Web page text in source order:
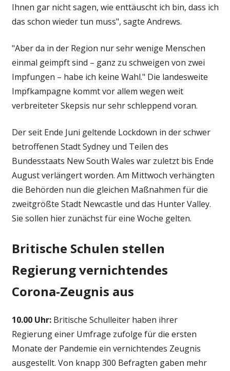
Ihnen gar nicht sagen, wie enttäuscht ich bin, dass ich
das schon wieder tun muss", sagte Andrews.
"Aber da in der Region nur sehr wenige Menschen
einmal geimpft sind – ganz zu schweigen von zwei
Impfungen – habe ich keine Wahl." Die landesweite
Impfkampagne kommt vor allem wegen weit
verbreiteter Skepsis nur sehr schleppend voran.
Der seit Ende Juni geltende Lockdown in der schwer
betroffenen Stadt Sydney und Teilen des
Bundesstaats New South Wales war zuletzt bis Ende
August verlängert worden. Am Mittwoch verhängten
die Behörden nun die gleichen Maßnahmen für die
zweitgrößte Stadt Newcastle und das Hunter Valley.
Sie sollen hier zunächst für eine Woche gelten.
Britische Schulen stellen
Regierung vernichtendes
Corona-Zeugnis aus
10.00 Uhr:Britische Schulleiter haben ihrer
Regierung einer Umfrage zufolge für die ersten
Monate der Pandemie ein vernichtendes Zeugnis
ausgestellt. Von knapp 300 Befragten gaben mehr